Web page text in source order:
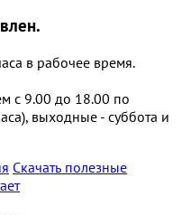
в рабочее время.
с 9.00 до 18.00 по
выходные - суббота и
Скачать полезные